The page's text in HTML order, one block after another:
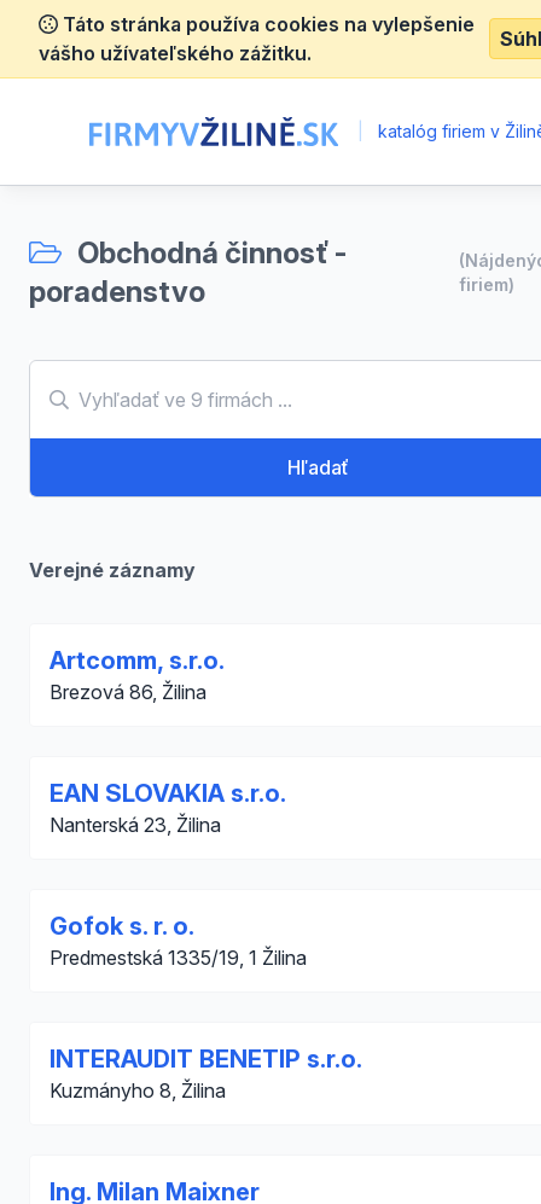
Táto stránka používa cookies na vylepšenie
vášho užívateľského zážitku.
katalóg firiem v
Obchodná činnosť -
poradenstvo
firiem)
Hľadať
Verejné záznamy
Artcomm, s.r.o.
Brezová 86, Žilina
EAN SLOVAKIA s.r.o.
Nanterská 23, Žilina
Gofok s. r. o.
Predmestská 1335/19, 1 Žilina
INTERAUDIT BENETIP s.r.o.
Kuzmányho 8, Žilina
Ing. Milan Maixner